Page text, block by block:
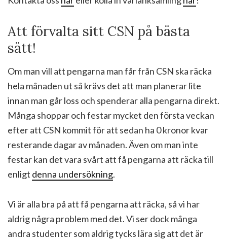
Att förvalta sitt CSN på bästa
sätt!
Om man vill att pengarna man får från CSN ska räcka
hela månaden ut så krävs det att man planerar lite
innan man går loss och spenderar alla pengarna direkt.
Många shoppar och festar mycket den första veckan
efter att CSN kommit för att sedan ha 0 kronor kvar
resterande dagar av månaden. Även om man inte
festar kan det vara svårt att få pengarna att räcka till
enligt denna undersökning.
Vi är alla bra på att få pengarna att räcka, så vi har
aldrig några problem med det. Vi ser dock många
andra studenter som aldrig tycks lära sig att det är